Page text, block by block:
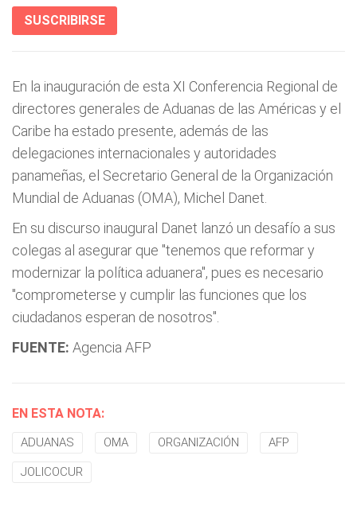
SUSCRIBIRSE
En la inauguración de esta XI Conferencia Regional de
directores generales de Aduanas de las Américas y el
Caribe ha estado presente, además de las
delegaciones internacionales y autoridades
panameñas, el Secretario General de la Organización
Mundial de Aduanas (OMA), Michel Danet.
En su discurso inaugural Danet lanzó un desafío a sus
colegas al asegurar que "tenemos que reformar y
modernizar la política aduanera", pues es necesario
"comprometerse y cumplir las funciones que los
ciudadanos esperan de nosotros".
FUENTE: Agencia AFP
EN ESTA NOTA:
ADUANAS OMA ORGANIZACIÓN AFP
JOLICOCUR